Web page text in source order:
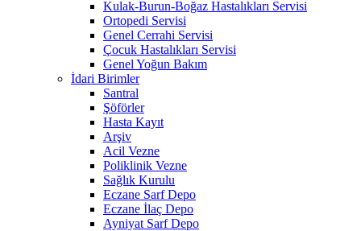
Kulak-Burun-Boğaz Hastalıkları Servisi
Ortopedi Servisi
Genel Cerrahi Servisi
Çocuk Hastalıkları Servisi
Genel Yoğun Bakım
İdari Birimler
Santral
Şöförler
Hasta Kayıt
Arşiv
Acil Vezne
Poliklinik Vezne
Sağlık Kurulu
Eczane Sarf Depo
Eczane İlaç Depo
Ayniyat Sarf Depo